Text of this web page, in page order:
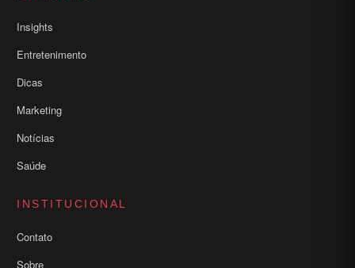
Insights
Entretenimento
Dicas
Marketing
Notícias
Saúde
INSTITUCIONAL
Contato
Sobre